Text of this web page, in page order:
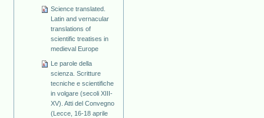
Science translated.
Latin and vernacular
translations of
scientific treatises in
medieval Europe
Le parole della
scienza. Scritture
tecniche e scientifiche
in volgare (secoli XIII-
XV). Atti del Convegno
(Lecce, 16-18 aprile